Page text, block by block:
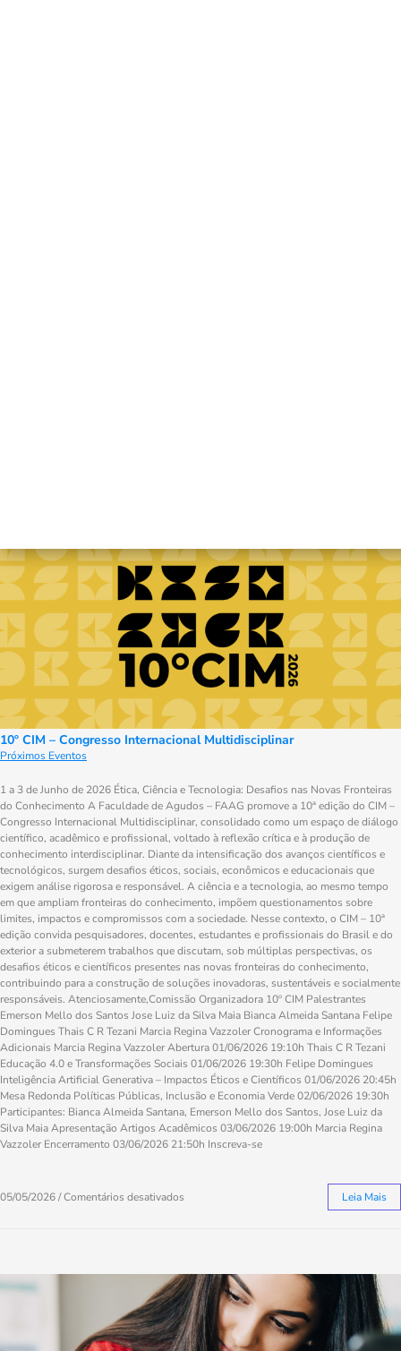
10º CIM – Congresso Internacional Multidisciplinar
Próximos Eventos
1 a 3 de Junho de 2026 Ética, Ciência e Tecnologia: Desafios nas Novas Fronteiras
do Conhecimento A Faculdade de Agudos – FAAG promove a 10ª edição do CIM –
Congresso Internacional Multidisciplinar, consolidado como um espaço de diálogo
científico, acadêmico e profissional, voltado à reflexão crítica e à produção de
conhecimento interdisciplinar. Diante da intensificação dos avanços científicos e
tecnológicos, surgem desafios éticos, sociais, econômicos e educacionais que
exigem análise rigorosa e responsável. A ciência e a tecnologia, ao mesmo tempo
em que ampliam fronteiras do conhecimento, impõem questionamentos sobre
limites, impactos e compromissos com a sociedade. Nesse contexto, o CIM – 10ª
edição convida pesquisadores, docentes, estudantes e profissionais do Brasil e do
exterior a submeterem trabalhos que discutam, sob múltiplas perspectivas, os
desafios éticos e científicos presentes nas novas fronteiras do conhecimento,
contribuindo para a construção de soluções inovadoras, sustentáveis e socialmente
responsáveis. Atenciosamente,Comissão Organizadora 10º CIM Palestrantes
Emerson Mello dos Santos Jose Luiz da Silva Maia Bianca Almeida Santana Felipe
Domingues Thais C R Tezani Marcia Regina Vazzoler Cronograma e Informações
Adicionais Marcia Regina Vazzoler Abertura 01/06/2026 19:10h Thais C R Tezani
Educação 4.0 e Transformações Sociais 01/06/2026 19:30h Felipe Domingues
Inteligência Artificial Generativa – Impactos Éticos e Científicos 01/06/2026 20:45h
Mesa Redonda Políticas Públicas, Inclusão e Economia Verde 02/06/2026 19:30h
Participantes: Bianca Almeida Santana, Emerson Mello dos Santos, Jose Luiz da
Silva Maia Apresentação Artigos Acadêmicos 03/06/2026 19:00h Marcia Regina
Vazzoler Encerramento 03/06/2026 21:50h Inscreva-se
05/05/2026/Comentários desativados Leia Mais